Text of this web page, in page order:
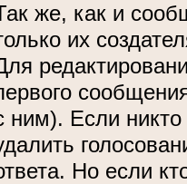
же, как и
их
ним). Если
Но если